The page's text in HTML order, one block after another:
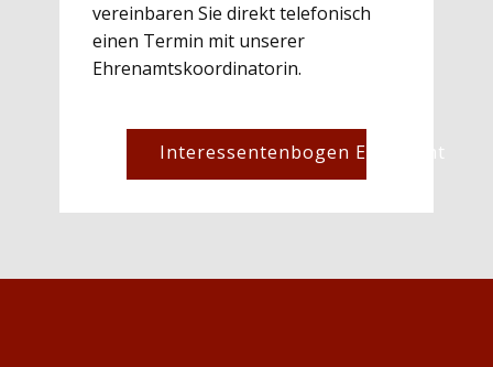
vereinbaren Sie direkt telefonisch
einen Termin mit unserer
Ehrenamtskoordinatorin.
Interessentenbogen Ehrenamt